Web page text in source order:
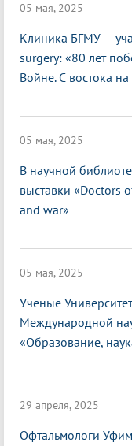
05 мая, 2025
Клиника БГМУ —
surgery: «80 лет
Войне. С востока на
05 мая, 2025
В научной
выставки «Doctors
and war»
05 мая, 2025
Ученые
Международной
«Образование,
29 апреля, 2025
Офтальмологи